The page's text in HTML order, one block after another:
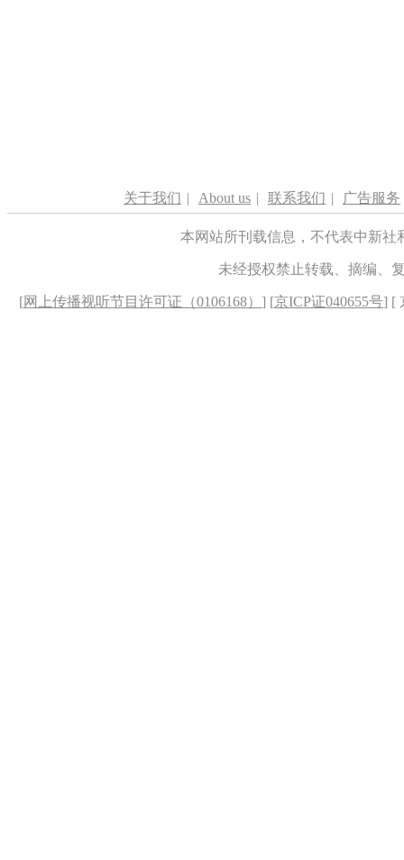
关于我们 | About us | 联系我们 | 广告服务
本网站所刊载信息，不代表中新
未经授权禁止转载、摘编、
[网上传播视听节目许可证（0106168） ] [京ICP证040655号] [